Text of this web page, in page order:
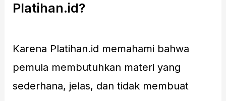
Platihan.id?
Karena Platihan.id memahami bahwa
pemula membutuhkan materi yang
sederhana, jelas, dan tidak membuat